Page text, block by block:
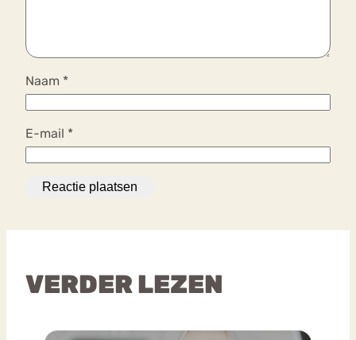
Naam *
E-mail *
VERDER LEZEN